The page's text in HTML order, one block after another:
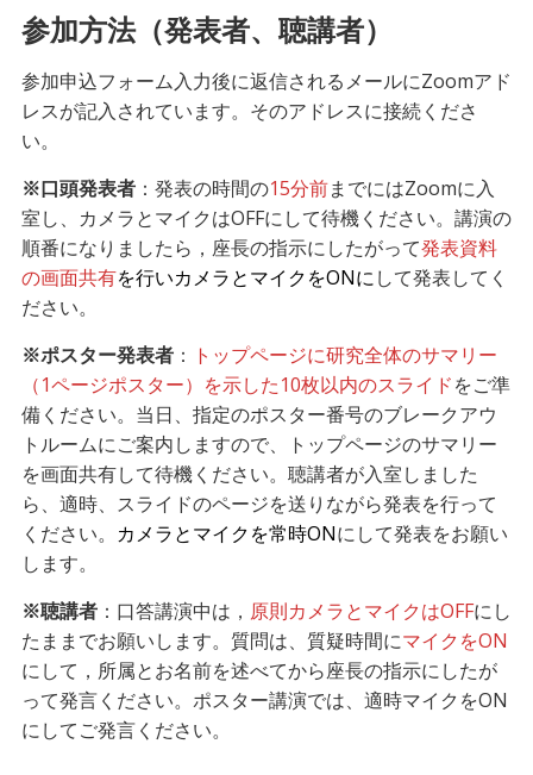
参加方法（発表者、聴講者）
参加申込フォーム入力後に返信されるメールにZoomアド
レスが記入されています。そのアドレスに接続くださ
い。
※口頭発表者：発表の時間の15分前までにはZoomに入
室し、カメラとマイクはOFFにして待機ください。講演の
順番になりましたら，座長の指示にしたがって発表資料
の画面共有を行いカメラとマイクをONにして発表してく
ださい。
※ポスター発表者： トップページに研究全体のサマリー
（1ページポスター）を示した10枚以内のスライドをご準
備ください。当日、指定のポスター番号のブレークアウ
トルームにご案内しますので、トップページのサマリー
を画面共有して待機ください。聴講者が入室しました
ら、適時、スライドのページを送りながら発表を行って
ください。 カメラとマイクを常時ONにして発表をお願い
します。
※聴講者：口答講演中は， 原則カメラとマイクはOFFにし
たままでお願いします。質問は、質疑時間にマイクをON
にして，所属とお名前を述べてから座長の指示にしたが
って発言ください。ポスター講演では、適時マイクをON
にしてご発言ください。